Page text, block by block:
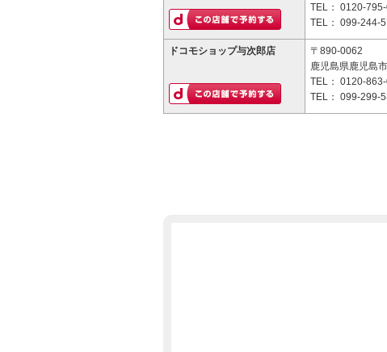
TEL： 0120-
TEL： 099-244-
ドコモショップ与次郎店
〒890-0062
鹿児島県鹿児島
TEL： 0120-
TEL： 099-299-